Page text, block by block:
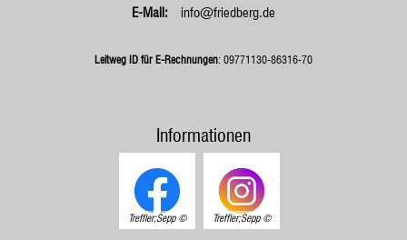
info@friedberg.de
Leitweg ID für E-Rechnungen: 09771130-86316-70
Informationen
Treffler;Sepp Treffler;Sepp